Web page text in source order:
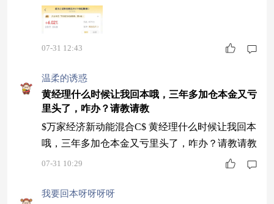
大得多$南方上证科创板芯片ETF发起联接C$ #AI
应用概念股走强 行情持续性几何？#
07-31 12:43
温柔的诱惑
黄经理什么时候让我回本哦，三年多加仓本金又亏
里头了，咋办？请教请教
$万家经济新动能混合C$ 黄经理什么时候让我回本
哦，三年多加仓本金又亏里头了，咋办？请教请教
07-31 10:29
我要回本呀呀呀呀